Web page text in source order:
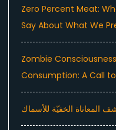
Zero Percent Meat:
Say About What We
Zombie
Consumption: A Call
المعاناة الخفيّة للأسماك